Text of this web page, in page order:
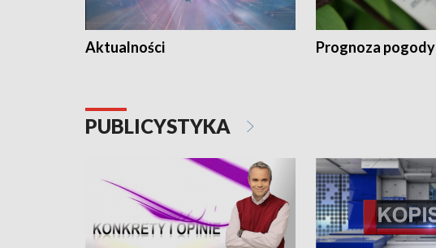
Aktualności Prognoza pogody
PUBLICYSTYKA